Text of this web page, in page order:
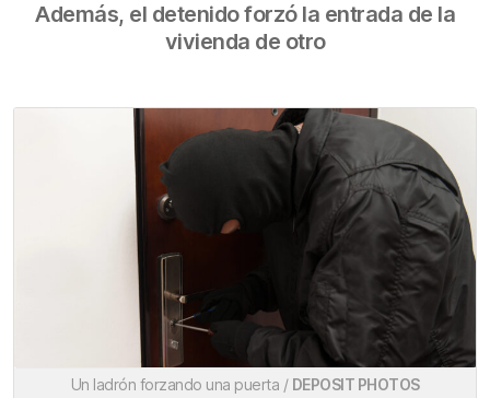
Además, el detenido forzó la entrada de la
vivienda de otro
Un ladrón forzando una puerta / DEPOSIT PHOTOS